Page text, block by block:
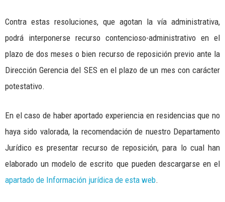
Contra estas resoluciones, que agotan la vía administrativa,
podrá interponerse recurso contencioso-administrativo en el
plazo de dos meses o bien recurso de reposición previo ante la
Dirección Gerencia del SES en el plazo de un mes con carácter
potestativo.
En el caso de haber aportado experiencia en residencias que no
haya sido valorada, la recomendación de nuestro Departamento
Jurídico es presentar recurso de reposición, para lo cual han
elaborado un modelo de escrito que pueden descargarse en el
apartado de Información jurídica de esta web.